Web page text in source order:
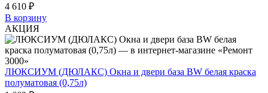
4 610 ₽
В корзину
АКЦИЯ
ЛЮКСИУМ (ДЮЛАКС) Окна и двери база BW белая краска
полуматовая (0,75л)